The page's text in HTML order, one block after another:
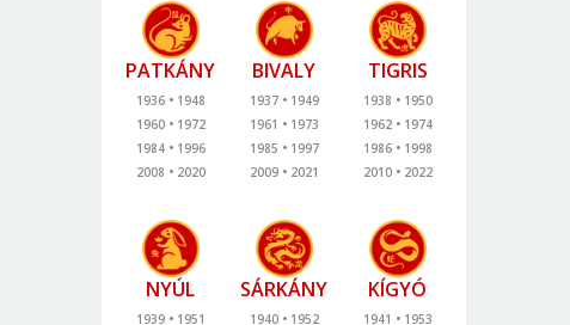
PATKÁNY
1936
1948
1960
1972
1984
1996
2008
2020
BIVALY
1937
1949
1961
1973
1985
1997
2009
2021
TIGRIS
1938
1950
1962
1974
1986
1998
2010
2022
NYÚL
1939
1951
SÁRKÁNY
1940
1952
KÍGYÓ
1941
1953